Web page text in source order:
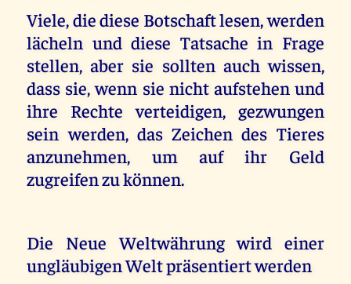
Viele, die diese Botschaft lesen, werden
lächeln und diese Tatsache in Frage
stellen, aber sie sollten auch wissen,
dass sie, wenn sie nicht aufstehen und
ihre Rechte verteidigen, gezwungen
sein werden, das Zeichen des Tieres
anzunehmen, um auf ihr Geld
zugreifen zu können.
Die Neue Weltwährung wird einer
ungläubigen Welt präsentiert werden